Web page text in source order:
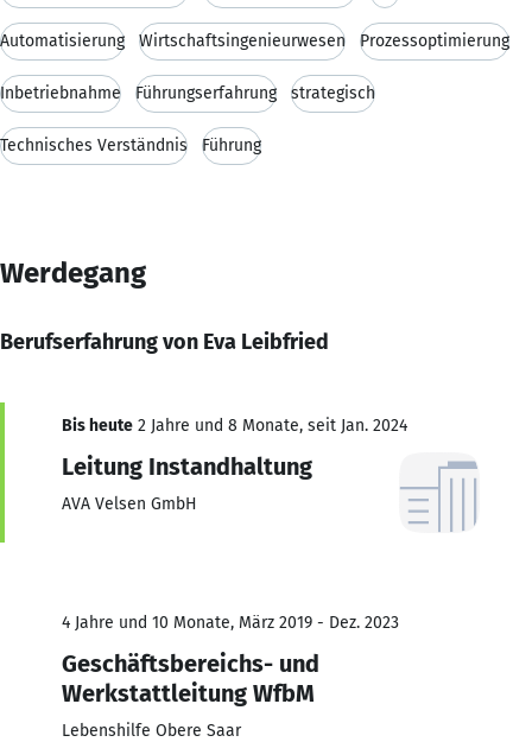
Automatisierung Wirtschaftsingenieurwesen Prozessoptimierung
Inbetriebnahme Führungserfahrung strategisch
Technisches Verständnis Führung
Werdegang
Berufserfahrung von Eva Leibfried
Bis heute 2 Jahre und 8 Monate, seit Jan. 2024
Leitung Instandhaltung
AVA Velsen GmbH
4 Jahre und 10 Monate, März 2019 - Dez. 2023
Geschäftsbereichs- und
Werkstattleitung WfbM
Lebenshilfe Obere Saar